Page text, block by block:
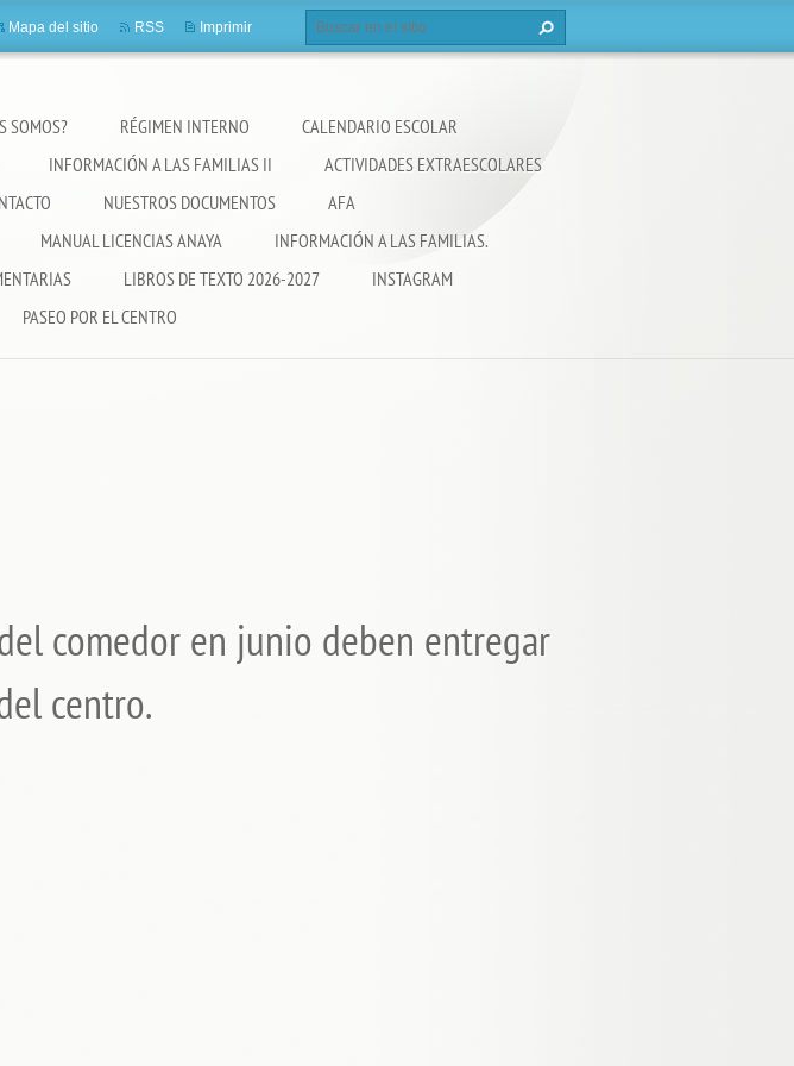
SOMOS? RÉGIMEN INTERNO
CALENDARIO ESCOLAR
INFORMACIÓN A LAS FAMILIAS II
ACTIVIDADES EXTRAESCOLARES
NUESTROS DOCUMENTOS
AFA
MANUAL LICENCIAS ANAYA
INFORMACIÓN A LAS FAMILIAS.
LIBROS DE TEXTO 2026-2027
INSTAGRAM
PASEO POR EL CENTRO
Mapa del sitio RSS Imprimir
comedor en junio deben entregar
centro.